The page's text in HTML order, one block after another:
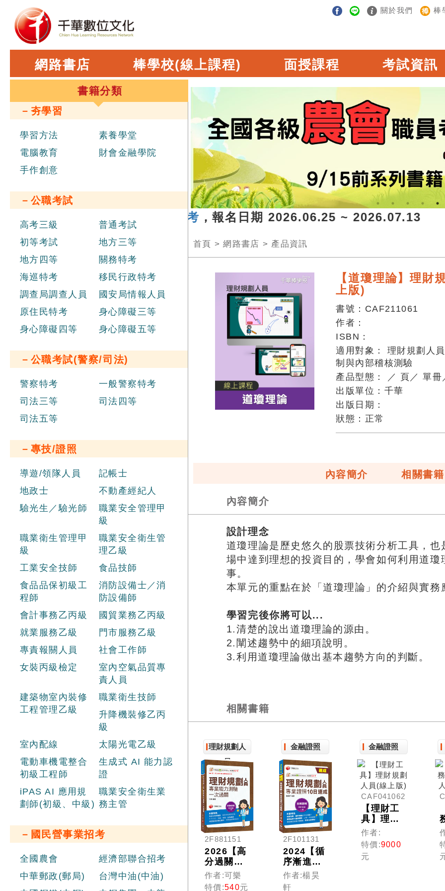
關於我們 棒
網路書店 棒學校(線上課程) 面授課程 考試資訊
書籍分類
－夯學習
學習方法
素養學堂
電腦教育
財會金融學院
手作創意
－公職考試
高考三級
普通考試
初等考試
地方三等
地方四等
關務特考
海巡特考
移民行政特考
調查局調查人員
國安局情報人員
原住民特考
身心障礙三等
身心障礙四等
身心障礙五等
－公職考試(警察/司法)
警察特考
一般警察特考
司法三等
司法四等
司法五等
－專技/證照
導遊/領隊人員
記帳士
地政士
不動產經紀人
驗光生／驗光師
職業安全管理甲
級
職業衛生管理甲
級
職業安全衛生管
理乙級
工業安全技師
食品技師
食品品保初級工
程師
消防設備士／消
防設備師
會計事務乙丙級
國貿業務乙丙級
就業服務乙級
門市服務乙級
專責報關人員
社會工作師
女裝丙級檢定
室內空氣品質專
責人員
建築物室內裝修
工程管理乙級
職業衛生技師
升降機裝修乙丙
級
室內配線
太陽光電乙級
電動車機電整合
初級工程師
生成式 AI 能力認
證
iPAS AI 應用規
劃師(初級、中級)
職業安全衛生業
務主管
－國民營事業招考
全國農會
經濟部聯合招考
中華郵政(郵局)
台灣中油(中油)
經濟部新進職員辦理聯合招考 ，報名日期 2026.06.25 ~ 2026.07.13
首頁 >網路書店 > 產品資訊
【道瓊理論】理財
上版)
書號： CAF211061
作者：
ISBN：
適用對象：理財規劃人
制與內部稽核測驗
產品型態：
／ 頁 ／單冊
出版單位： 千華
出版日期：
狀態： 正常
內容簡介 相關書籍
內容簡介
設計理念
道瓊理論是歷史悠久的股票技術分析工具，
場中達到理想的投資目的，學會如何利用道
事。
本單元的重點在於「道瓊理論」的介紹與實務
學習完後你將可以...
1.清楚的說出道瓊理論的源由。
2.闡述趨勢中的細項說明。
3.利用道瓊理論做出基本趨勢方向的判斷。
相關書籍
理財規劃人
員
2F881151
2026【高
分過關看
這本!】理
財規劃人
作者:可樂
特價:540元
金融證照
2F101131
2024【循
序漸進的
10日規
劃】理財
作者:楊昊
軒
金融證照
CAF041062
【理財工
具】理財
規劃人員
(線上版)
作者:
特價:9000
元
(